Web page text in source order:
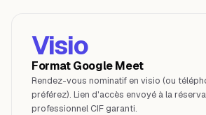
Visio
Format Google Meet
Rendez-vous nominatif en visio (ou
préférez). Lien d'accès envoyé à la
professionnel CIF garanti.